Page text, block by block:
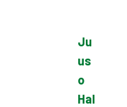
Ju
us
o
Hal